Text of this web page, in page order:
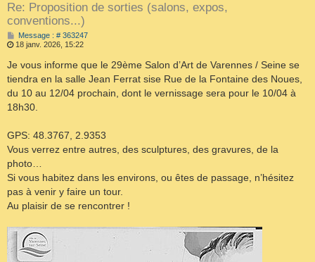
Re: Proposition de sorties (salons, expos,
conventions...)
Message : # 363247M
s
g
18 janv. 2026, 15:22
Je vous informe que le 29ème Salon d’Art de Varennes / Seine se
tiendra en la salle Jean Ferrat sise Rue de la Fontaine des Noues,
du 10 au 12/04 prochain, dont le vernissage sera pour le 10/04 à
18h30.
GPS: 48.3767, 2.9353
Vous verrez entre autres, des sculptures, des gravures, de la
photo…
Si vous habitez dans les environs, ou êtes de passage, n’hésitez
pas à venir y faire un tour.
Au plaisir de se rencontrer !